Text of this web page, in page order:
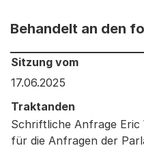
Behandelt an den
Behandelt an den
Sitzung vom
17.06.2025
Traktanden
Schriftliche Anfrage
für die Anfragen der